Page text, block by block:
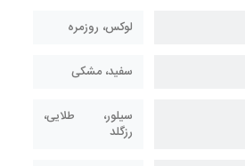
لوکس، روزمره
سفید، مشکی
سیلور، طلایی،
رزگلد